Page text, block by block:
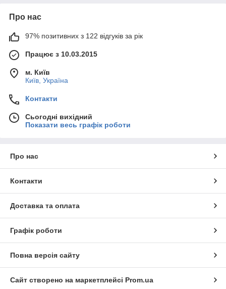
Про нас
97% позитивних з 122 відгуків за рік
Працює з 10.03.2015
м. Київ
Київ, Україна
Контакти
Сьогодні вихідний
Показати весь графік роботи
Про нас
Контакти
Доставка та оплата
Графік роботи
Повна версія сайту
Сайт створено на маркетплейсі Prom.ua